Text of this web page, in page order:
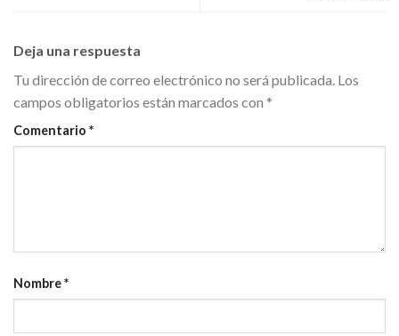
Deja una respuesta
Tu dirección de correo electrónico no será publicada. Los
campos obligatorios están marcados con *
Comentario *
Nombre*